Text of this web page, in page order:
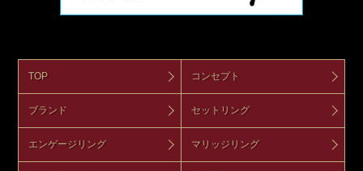
TOP コンセプト
ブランド セットリング
エンゲージリング マリッジリング